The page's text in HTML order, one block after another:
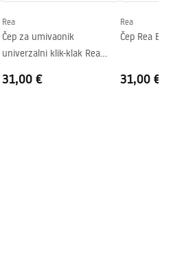
NE
Rea
Čep za umivaonik
univerzalni klik-klak Rea
31,00 €
Rea
Čep Rea
31,00 €